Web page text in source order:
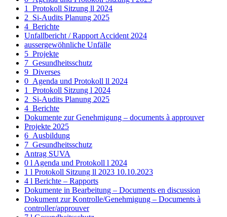
1_Protokoll Sitzung ll 2024
2_Si-Audits Planung 2025
4_Berichte
Unfallbericht / Rapport Accident 2024
aussergewöhnliche Unfälle
5_Projekte
7_Gesundheitsschutz
9_Diverses
0_Agenda und Protokoll ll 2024
1_Protokoll Sitzung l 2024
2_Si-Audits Planung 2025
4_Berichte
Dokumente zur Genehmigung – documents à approuver
Projekte 2025
6_Ausbildung
7_Gesundheitsschutz
Antrag SUVA
0 l Agenda und Protokoll l 2024
1 l Protokoll Sitzung ll 2023 10.10.2023
4 l Berichte – Rapports
Dokumente in Bearbeitung – Documents en discussion
Dokument zur Kontrolle/Genehmigung – Documents à
controller/approuver